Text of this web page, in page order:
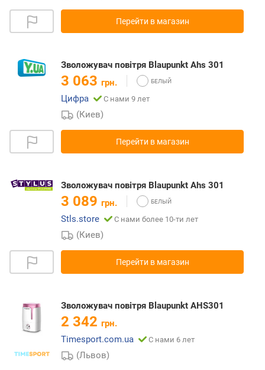
Перейти в магазин
Зволожувач повітря Blaupunkt Ahs 301
3 063 грн.
Цифра
С нами 9 лет
(Киев)
Перейти в магазин
Зволожувач повітря Blaupunkt Ahs 301
3 089 грн.
Stls.store
С нами более 10-ти лет
(Киев)
Перейти в магазин
Зволожувач повітря Blaupunkt AHS301
2 342 грн.
Timesport.com.ua
С нами 6 лет
(Львов)